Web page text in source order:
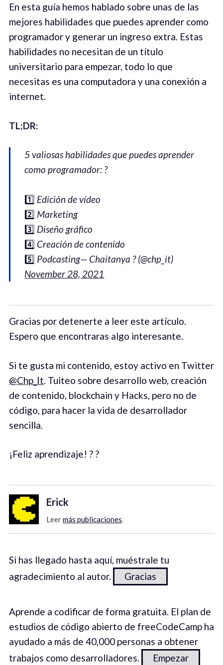
En esta guía hemos hablado sobre unas de las
mejores habilidades que puedes aprender como
programador y generar un ingreso extra. Estas
habilidades no necesitan de un título
universitario para empezar, todo lo que
necesitas es una computadora y una conexión a
internet.
TL;DR:
5 valiosas habilidades que puedes aprender
como programador: ?
1️⃣ Edición de vídeo
2️⃣ Marketing
3️⃣ Diseño gráfico
4️⃣ Creación de contenido
5️⃣ Podcasting— Chaitanya ? (@chp_it)
November 28, 2021
Gracias por detenerte a leer este artículo.
Espero que encontraras algo interesante.
Si te gusta mi contenido, estoy activo en Twitter
@Chp_It. Tuiteo sobre desarrollo web, creación
de contenido, blockchain y Hacks, pero no de
código, para hacer la vida de desarrollador
sencilla.
¡Feliz aprendizaje! ? ?
Erick
Leermás publicaciones.
Si has llegado hasta aquí, muéstrale tu
agradecimiento al autor.
Gracias
Aprende a codificar de forma gratuita. El plan de
estudios de código abierto de freeCodeCamp ha
ayudado a más de 40,000 personas a obtener
trabajos como desarrolladores.
Empezar